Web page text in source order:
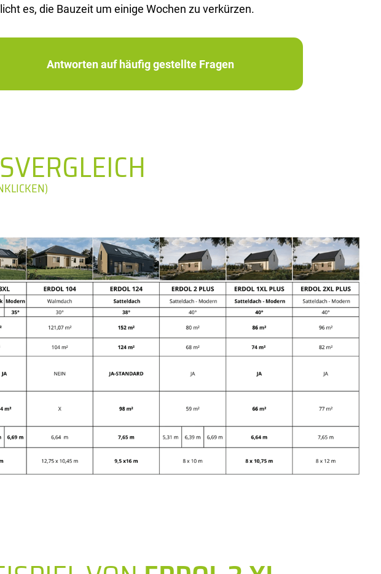
es, die Bau­zeit um ei­ni­ge Wo­chen zu ver­kür­zen.
Antworten auf häufig gestellte Fragen